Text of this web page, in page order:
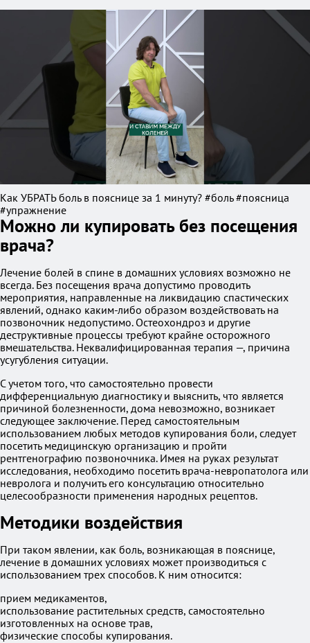
Как УБРАТЬ боль в пояснице за 1 минуту? #боль #поясница
#упражнение
Можно ли купировать без посещения
врача?
Лечение болей в спине в домашних условиях возможно не
всегда. Без посещения врача допустимо проводить
мероприятия, направленные на ликвидацию спастических
явлений, однако каким-либо образом воздействовать на
позвоночник недопустимо. Остеохондроз и другие
деструктивные процессы требуют крайне осторожного
вмешательства. Неквалифицированная терапия —, причина
усугубления ситуации.
С учетом того, что самостоятельно провести
дифференциальную диагностику и выяснить, что является
причиной болезненности, дома невозможно, возникает
следующее заключение. Перед самостоятельным
использованием любых методов купирования боли, следует
посетить медицинскую организацию и пройти
рентгенографию позвоночника. Имея на руках результат
исследования, необходимо посетить врача-невропатолога или
невролога и получить его консультацию относительно
целесообразности применения народных рецептов.
Методики воздействия
При таком явлении, как боль, возникающая в пояснице,
лечение в домашних условиях может производиться с
использованием трех способов. К ним относится:
прием медикаментов,
использование растительных средств, самостоятельно
изготовленных на основе трав,
физические способы купирования.